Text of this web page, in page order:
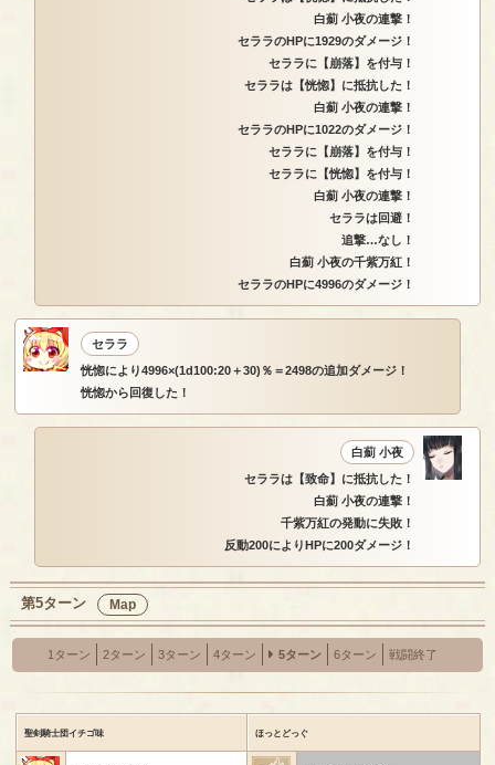
白薊 小夜の連撃！
セララのHPに1929のダメージ！
セララに【崩落】を付与！
セララは【恍惚】に抵抗した！
白薊 小夜の連撃！
セララのHPに1022のダメージ！
セララに【崩落】を付与！
セララに【恍惚】を付与！
白薊 小夜の連撃！
セララは回避！
追撃…なし！
白薊 小夜の千紫万紅！
セララのHPに4996のダメージ！
セララ
恍惚により4996×(1d100:20＋30)％＝2498の追加ダメージ！
恍惚から回復した！
白薊 小夜
セララは【致命】に抵抗した！
白薊 小夜の連撃！
千紫万紅の発動に失敗！
反動200によりHPに200ダメージ！
第5ターン Map
1ターン 2ターン 3ターン 4ターン 5ターン 6ターン 戦闘終了
聖剣騎士団イチゴ味 ほっとどっぐ